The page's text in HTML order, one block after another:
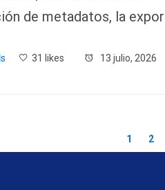
de metadatos, la
31 likes 13 julio, 2026
1 2